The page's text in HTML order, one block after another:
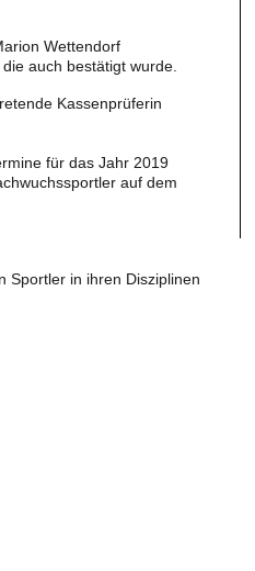
Wettendorf
auch bestätigt wurde.
Kassenprüferin
für das Jahr 2019
auf dem
Sportler in ihren Disziplinen